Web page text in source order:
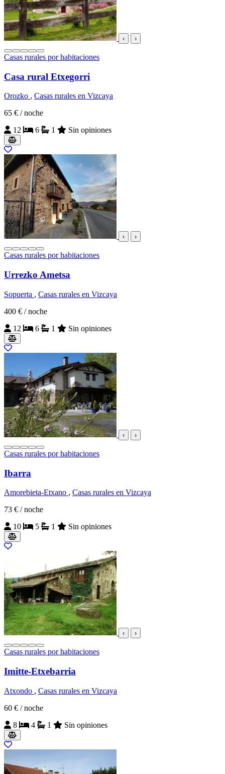
‹ ›
Casas rurales por habitaciones
Casa rural Etxegorri
Orozko , Casas rurales en Vizcaya
65 € / noche
12
6 1 Sin opiniones
‹ ›
Casas rurales por habitaciones
Urrezko Ametsa
Sopuerta , Casas rurales en Vizcaya
400 € / noche
12
6 1 Sin opiniones
‹ ›
Casas rurales por habitaciones
Ibarra
Amorebieta-Etxano , Casas rurales en Vizcaya
73 € / noche
10
5 1 Sin opiniones
‹ ›
Casas rurales por habitaciones
Imitte-Etxebarria
Atxondo , Casas rurales en Vizcaya
60 € / noche
8
4 1 Sin opiniones